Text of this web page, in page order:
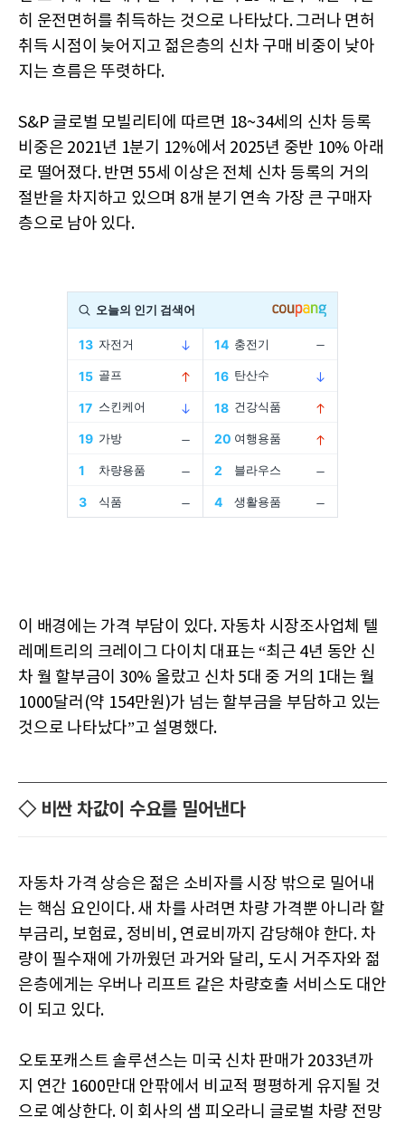
히 운전면허를 취득하는 것으로 나타났다. 그러나 면허
취득 시점이 늦어지고 젊은층의 신차 구매 비중이 낮아
지는 흐름은 뚜렷하다.
S&P 글로벌 모빌리티에 따르면 18~34세의 신차 등록
비중은 2021년 1분기 12%에서 2025년 중반 10% 아래
로 떨어졌다. 반면 55세 이상은 전체 신차 등록의 거의
절반을 차지하고 있으며 8개 분기 연속 가장 큰 구매자
층으로 남아 있다.
이 배경에는 가격 부담이 있다. 자동차 시장조사업체 텔
레메트리의 크레이그 다이치 대표는 “최근 4년 동안 신
차 월 할부금이 30% 올랐고 신차 5대 중 거의 1대는 월
1000달러(약 154만원)가 넘는 할부금을 부담하고 있는
것으로 나타났다”고 설명했다.
◇ 비싼 차값이 수요를 밀어낸다
자동차 가격 상승은 젊은 소비자를 시장 밖으로 밀어내
는 핵심 요인이다. 새 차를 사려면 차량 가격뿐 아니라 할
부금리, 보험료, 정비비, 연료비까지 감당해야 한다. 차
량이 필수재에 가까웠던 과거와 달리, 도시 거주자와 젊
은층에게는 우버나 리프트 같은 차량호출 서비스도 대안
이 되고 있다.
오토포캐스트 솔루션스는 미국 신차 판매가 2033년까
지 연간 1600만대 안팎에서 비교적 평평하게 유지될 것
으로 예상한다. 이 회사의 샘 피오라니 글로벌 차량 전망